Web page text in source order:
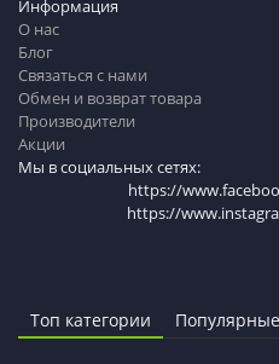
Информация
О нас
Блог
Связаться с нами
Обмен и возврат товара
Производители
Акции
Мы в социальных сетях:
https://
https://
Топ категории